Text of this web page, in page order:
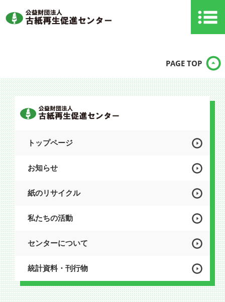
PAGE TOP
トップページ
お知らせ
紙のリサイクル
私たちの活動
センターについて
統計資料・刊行物